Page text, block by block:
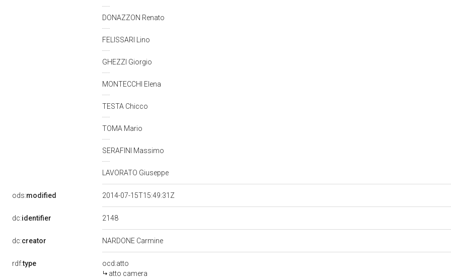
DONAZZON Renato
FELISSARI Lino
GHEZZI Giorgio
MONTECCHI Elena
TESTA Chicco
TOMA Mario
SERAFINI Massimo
LAVORATO Giuseppe
ods:modified 2014-07-15T15:49:31Z
dc:identifier 2148
dc:creator NARDONE Carmine
rdf:type
ocd:atto
atto camera